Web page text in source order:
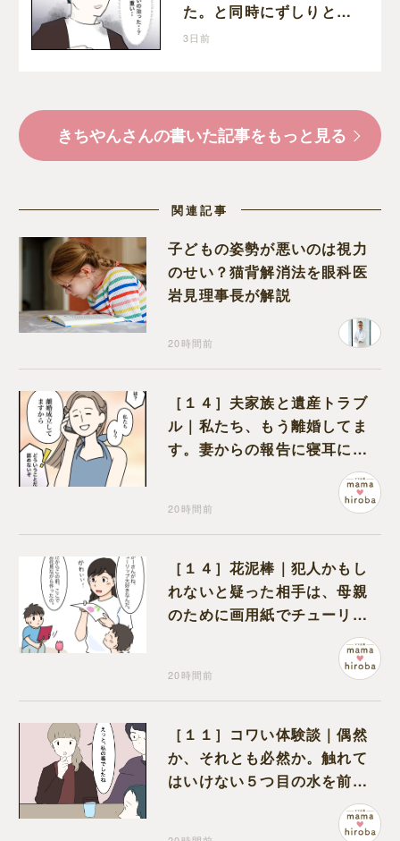
た。と同時にずしりと肩
にのしかかる重み
3日前
きちやんさんの書いた記事をもっと見る
関連記事
子どもの姿勢が悪いのは視力
のせい？猫背解消法を眼科医
岩見理事長が解説
20時間前
［１４］夫家族と遺産トラブ
ル｜私たち、もう離婚してま
す。妻からの報告に寝耳に水
20時間前
［１４］花泥棒｜犯人かもし
れないと疑った相手は、母親
のために画用紙でチューリッ
プを作っていただけだった
20時間前
［１１］コワい体験談｜偶然
か、それとも必然か。触れて
はいけない５つ目の水を前に